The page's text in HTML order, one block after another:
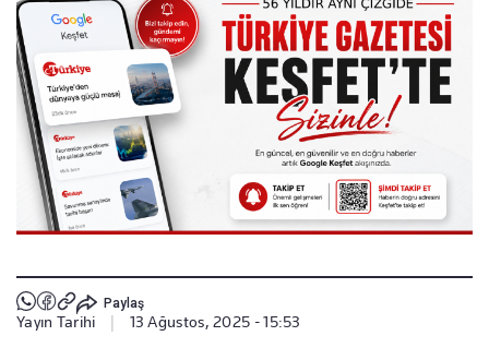
Paylaş
Yayın Tarihi 13 Ağustos, 2025 - 15:53